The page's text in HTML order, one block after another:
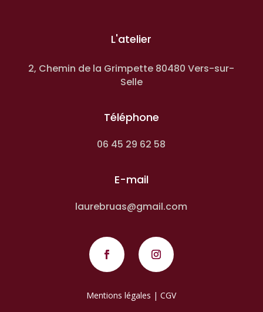
L'atelier
2, Chemin de la Grimpette 80480 Vers-sur-
Selle
Téléphone
06 45 29 62 58
E-mail
laurebruas@gmail.com
Mentions légales |CGV